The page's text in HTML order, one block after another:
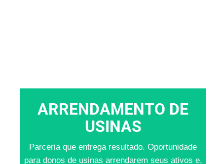
ARRENDAMENTO DE
USINAS
Parceria que entrega resultado. Oportunidade
para donos de usinas arrendarem seus ativos e,